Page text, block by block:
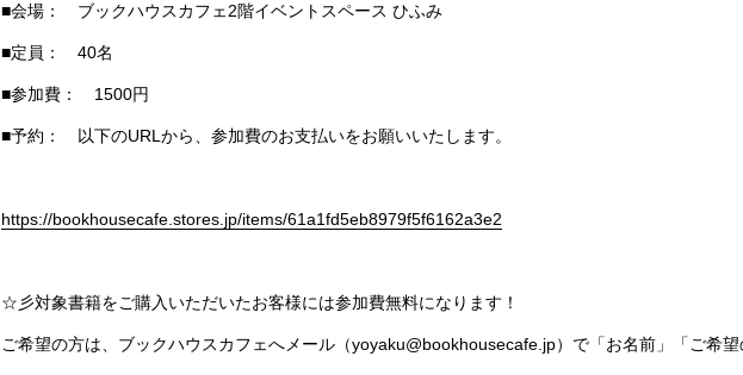
■会場： ブックハウスカフェ2階イベントスペース ひふみ
■定員： 40名
■参加費： 1500円
■予約： 以下のURLから、参加費のお支払いをお願いいたします。
https://bookhousecafe.stores.jp/items/61a1fd5eb8979f5f6162a3e2
☆彡対象書籍をご購入いただいたお客様には参加費無料になります！
ご希望の方は、ブックハウスカフェへメール（yoyaku@bookhousecafe.jp）で「お名前」「ご希